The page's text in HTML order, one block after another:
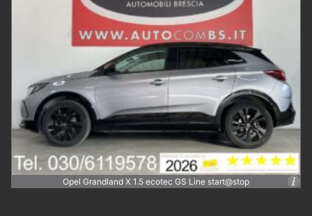
Opel Grandland X 1.5 ecotec GS Line start@stop